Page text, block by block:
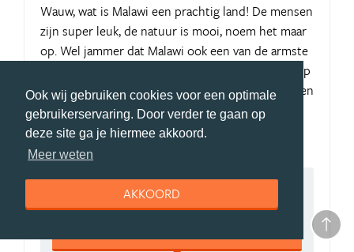
Ook wij gebruiken cookies voor een optimale
gebruikerservaring. Door verder te gaan op
deze site ga je hiermee akkoord.
Meer weten
AKKOORD
Wauw, wat is Malawi een prachtig land! De mensen
zijn super leuk, de natuur is mooi, noem het maar
op. Wel jammer dat Malawi ook een van de armste
landen ter wereld is. Ik ben daarom met een groep
andere vrijwilligers naar Malawi gegaan om mensen
te helpen met de dagelijkse dingen, zeker geen
straf!
8,1